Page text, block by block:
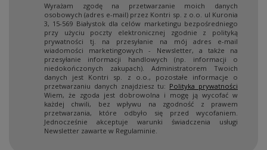
Wyrażam zgodę na przetwarzanie moich danych
osobowych (adres e-mail) przez Kontri sp. z o.o. ul Kuronia
3, 15-569 Białystok dla celów marketingu bezpośredniego
przy użyciu poczty elektronicznej zgodnie z polityką
prywatności tj. na przesyłanie na mój adres e-mail
wiadomości marketingowych - Newsletter, a także na
przesyłanie informacji handlowych (np. informacji o
niedokończonych zakupach). Administratorem Twoich
danych jest Kontri sp. z o.o., pozostałe informacje o
przetwarzaniu danych znajdziesz tu: Polityka prywatności
Wiem, że zgoda jest dobrowolna i mogę ją wycofać w
każdej chwili, bez wpływu na zgodność z prawem
przetwarzania, które odbyło się przed wycofaniem.
Jednocześnie akceptuje warunki świadczenia usługi
Newsletter zawarte w Regulaminie.